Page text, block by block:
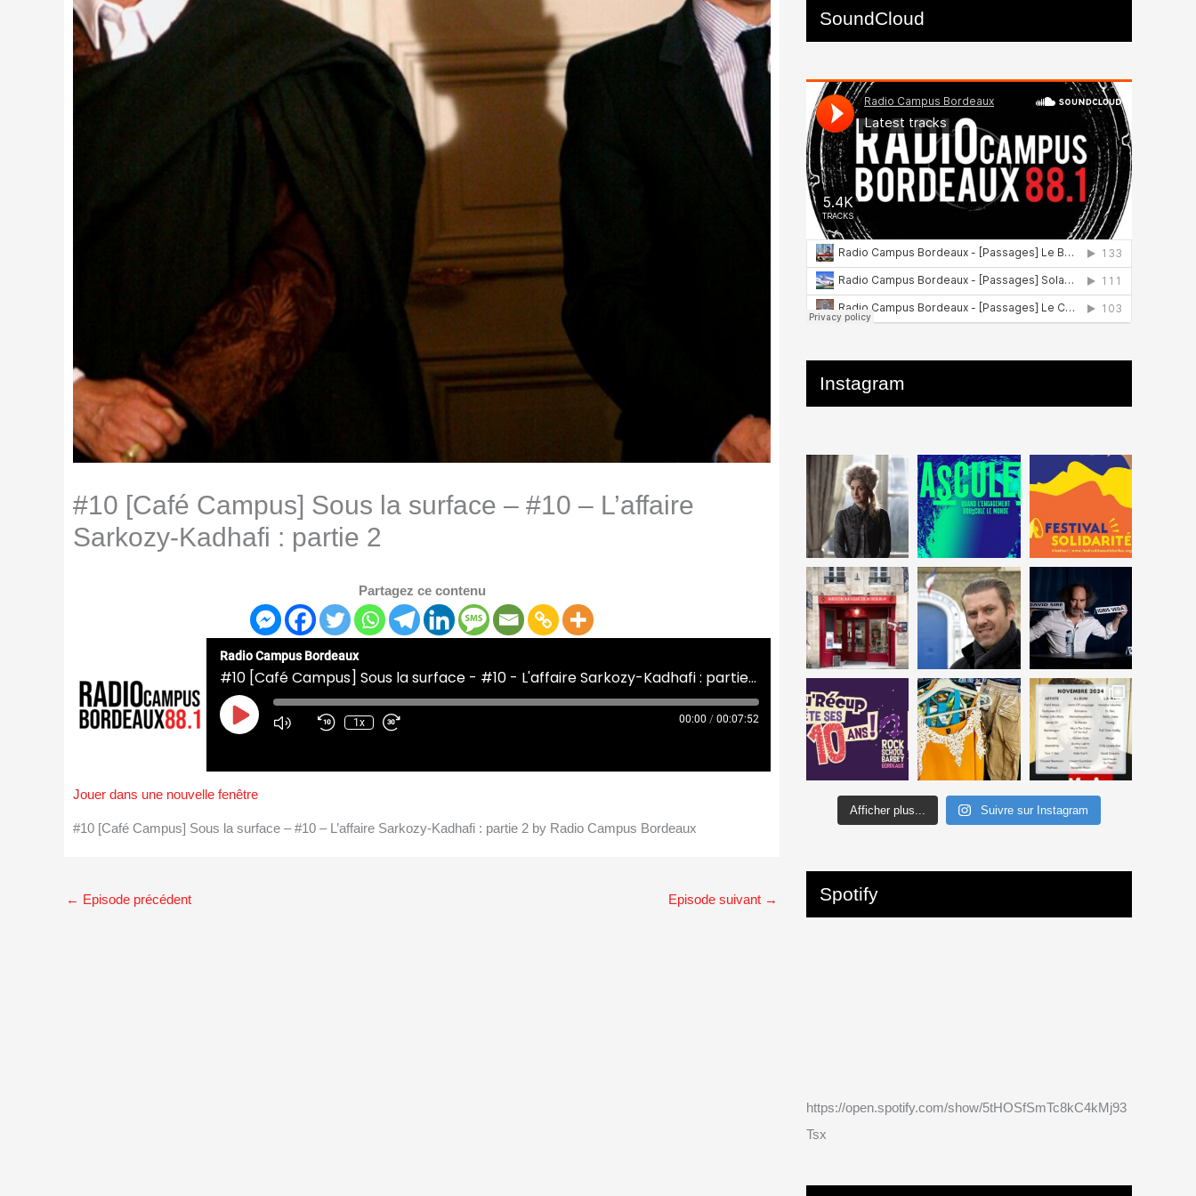
#10 [Café Campus] Sous la surface – #10 – L’affaire
Sarkozy-Kadhafi : partie 2
Partagez ce contenu
Radio Campus Bordeaux
#10 [Café Campus] Sous la surface - #10 - L'affaire Sarkozy-Kadhafi : partie 2
Play
Episode
1x 00:00 / 00:07:52
Jouer dans une nouvelle fenêtre
#10 [Café Campus] Sous la surface – #10 – L’affaire Sarkozy-Kadhafi : partie 2 by Radio Campus Bordeaux
← Episode précédent Episode suivant →
SoundCloud
Instagram
Afficher plus... Suivre sur Instagram
Spotify
https://open.spotify.com/show/5tHOSfSmTc8kC4kMj93
Tsx